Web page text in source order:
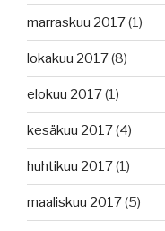
marraskuu 2017(1)
lokakuu 2017(8)
elokuu 2017(1)
kesäkuu 2017(4)
huhtikuu 2017(1)
maaliskuu 2017(5)